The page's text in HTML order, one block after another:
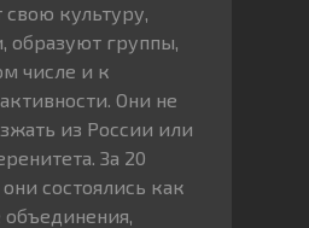
культуру,
образуют группы,
числе и к
Они не
из России или
За 20
состоялись как